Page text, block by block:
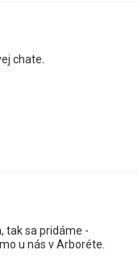
chate.
tak sa pridáme -
u nás v Arboréte.